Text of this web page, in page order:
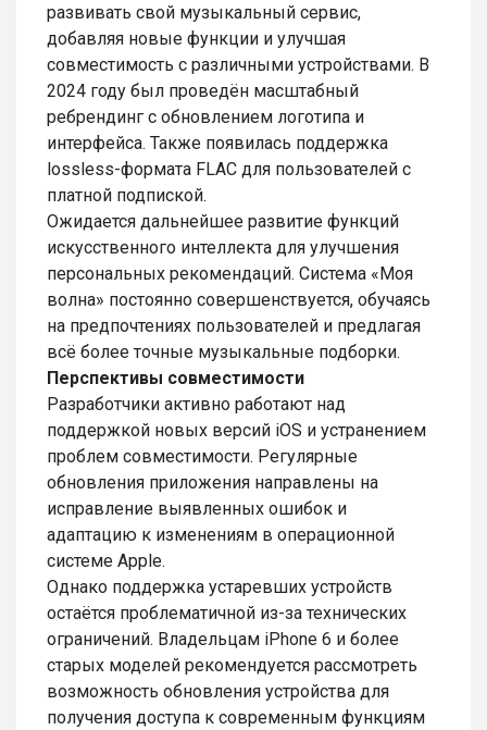
развивать свой музыкальный сервис,
добавляя новые функции и улучшая
совместимость с различными устройствами. В
2024 году был проведён масштабный
ребрендинг с обновлением логотипа и
интерфейса. Также появилась поддержка
lossless-формата FLAC для пользователей с
платной подпиской.
Ожидается дальнейшее развитие функций
искусственного интеллекта для улучшения
персональных рекомендаций. Система «Моя
волна» постоянно совершенствуется, обучаясь
на предпочтениях пользователей и предлагая
всё более точные музыкальные подборки.
Перспективы совместимости
Разработчики активно работают над
поддержкой новых версий iOS и устранением
проблем совместимости. Регулярные
обновления приложения направлены на
исправление выявленных ошибок и
адаптацию к изменениям в операционной
системе Apple.
Однако поддержка устаревших устройств
остаётся проблематичной из-за технических
ограничений. Владельцам iPhone 6 и более
старых моделей рекомендуется рассмотреть
возможность обновления устройства для
получения доступа к современным функциям